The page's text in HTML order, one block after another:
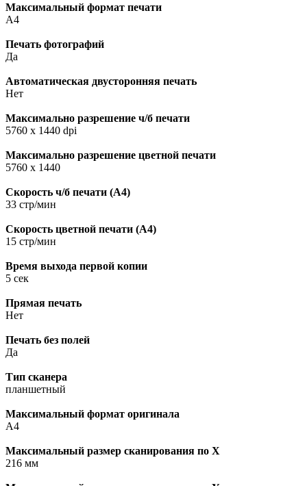
Максимальный формат печати
A4
Печать фотографий
Да
Автоматическая двусторонняя печать
Нет
Максимально разрешение ч/б печати
5760 x 1440 dpi
Максимально разрешение цветной печати
5760 x 1440
Скорость ч/б печати (A4)
33 стр/мин
Скорость цветной печати (A4)
15 стр/мин
Время выхода первой копии
5 сек
Прямая печать
Нет
Печать без полей
Да
Тип сканера
планшетный
Максимальный формат оригинала
A4
Максимальный размер сканирования по X
216 мм